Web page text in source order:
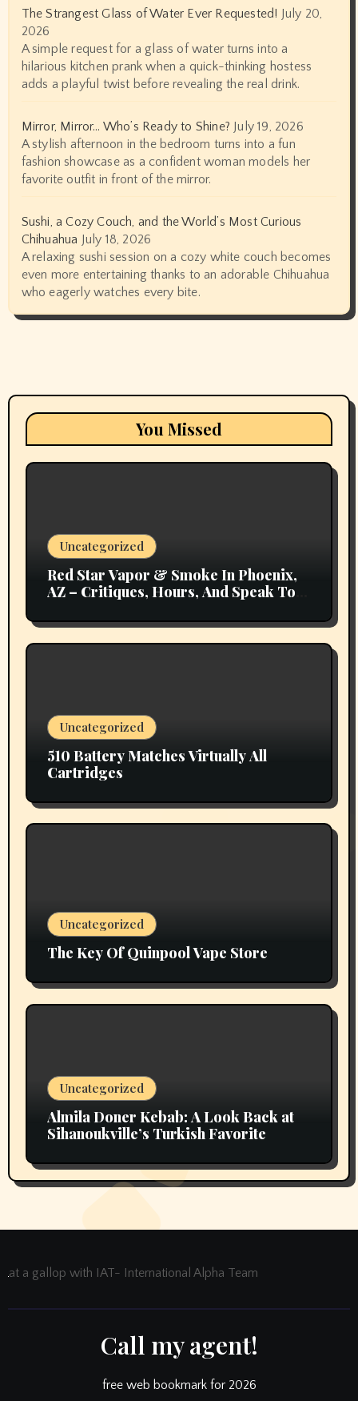
The Strangest Glass of Water Ever Requested! July 20,
2026
A simple request for a glass of water turns into a
hilarious kitchen prank when a quick-thinking hostess
adds a playful twist before revealing the real drink.
Mirror, Mirror… Who’s Ready to Shine? July 19, 2026
A stylish afternoon in the bedroom turns into a fun
fashion showcase as a confident woman models her
favorite outfit in front of the mirror.
Sushi, a Cozy Couch, and the World’s Most Curious
Chihuahua July 18, 2026
A relaxing sushi session on a cozy white couch becomes
even more entertaining thanks to an adorable Chihuahua
who eagerly watches every bite.
You Missed
Uncategorized
Red Star Vapor & Smoke In Phoenix,
AZ – Critiques, Hours, And Speak To
Uncategorized
510 Battery Matches Virtually All
Cartridges
Uncategorized
The Key Of Quinpool Vape Store
Uncategorized
Almila Doner Kebab: A Look Back at
Sihanoukville’s Turkish Favorite
at a gallop with IAT- International Alpha Team
Call my agent!
free web bookmark for 2026